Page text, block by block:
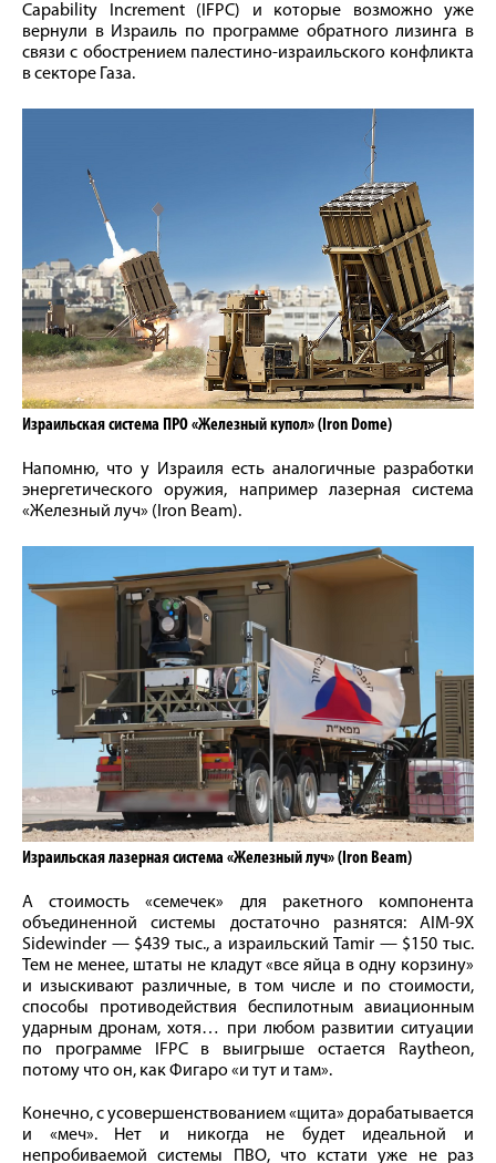
Capability Increment (IFPC) и которые возможно уже
вернули в Израиль по программе обратного лизинга в
связи с обострением палестино-израильского конфликта
в секторе Газа.
Израильская система ПРО «Железный купол» (Iron Dome)
Напомню, что у Израиля есть аналогичные разработки
энергетического оружия, например лазерная система
«Железный луч» (Iron Beam).
Израильская лазерная система «Железный луч» (Iron Beam)
А стоимость «семечек» для ракетного компонента
объединенной системы достаточно разнятся: AIM-9X
Sidewinder — $439 тыс., а израильский Tamir — $150 тыс.
Тем не менее, штаты не кладут «все яйца в одну корзину»
и изыскивают различные, в том числе и по стоимости,
способы противодействия беспилотным авиационным
ударным дронам, хотя… при любом развитии ситуации
по программе IFPC в выигрыше остается Raytheon,
потому что он, как Фигаро «и тут и там».
Конечно, с усовершенствованием «щита» дорабатывается
и «меч». Нет и никогда не будет идеальной и
непробиваемой системы ПВО, что кстати уже не раз